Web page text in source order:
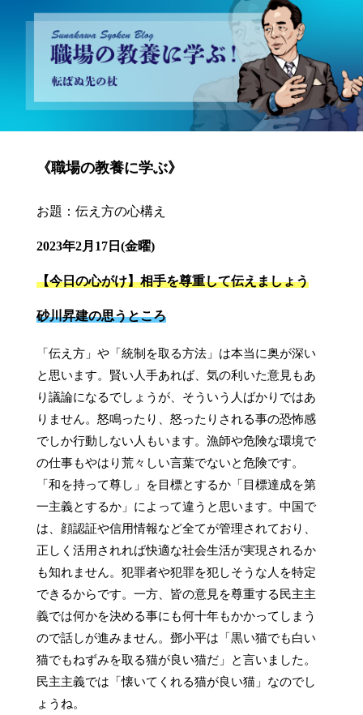
砂川昇建会長ブログ 職場の教養に学ぶ！～転ばぬ先の杖～
《職場の教養に学ぶ》
お題：伝え方の心構え
2023年2月17日(金曜)
【今日の心がけ】相手を尊重して伝えましょう
砂川昇建の思うところ
「伝え方」や「統制を取る方法」は本当に奥が深い
と思います。賢い人手あれば、気の利いた意見もあ
り議論になるでしょうが、そういう人ばかりではあ
りません。怒鳴ったり、怒ったりされる事の恐怖感
でしか行動しない人もいます。漁師や危険な環境で
の仕事もやはり荒々しい言葉でないと危険です。
「和を持って尊し」を目標とするか「目標達成を第
一主義とするか」によって違うと思います。中国で
は、顔認証や信用情報など全てが管理されており、
正しく活用されれば快適な社会生活が実現されるか
も知れません。犯罪者や犯罪を犯しそうな人を特定
できるからです。一方、皆の意見を尊重する民主主
義では何かを決める事にも何十年もかかってしまう
ので話しが進みません。鄧小平は「黒い猫でも白い
猫でもねずみを取る猫が良い猫だ」と言いました。
民主主義では「懐いてくれる猫が良い猫」なのでし
ょうね。